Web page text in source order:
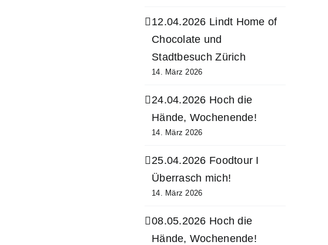
12.04.2026 Lindt Home of
Chocolate und
Stadtbesuch Zürich
14. März 2026
24.04.2026 Hoch die
Hände, Wochenende!
14. März 2026
25.04.2026 Foodtour I
Überrasch mich!
14. März 2026
08.05.2026 Hoch die
Hände, Wochenende!